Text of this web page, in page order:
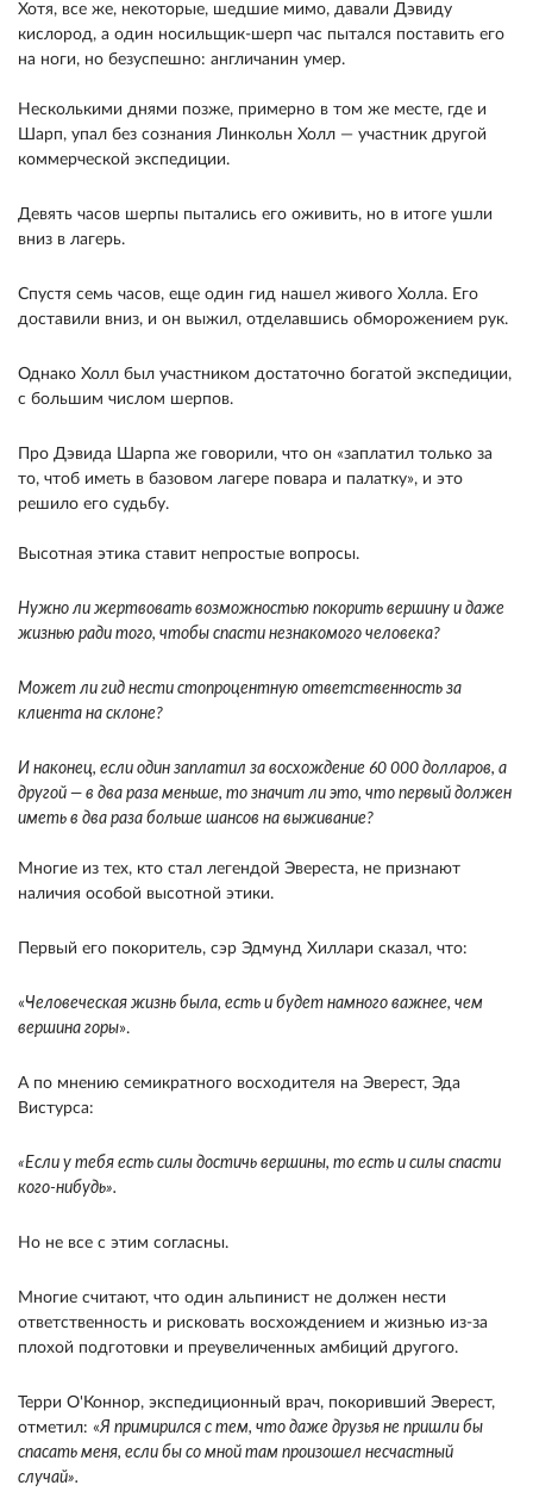
Хотя, все же, некоторые, шедшие мимо, давали Дэвиду
кислород, а один носильщик-шерп час пытался поставить его
на ноги, но безуспешно: англичанин умер.
Несколькими днями позже, примерно в том же месте, где и
Шарп, упал без сознания Линкольн Холл — участник другой
коммерческой экспедиции.
Девять часов шерпы пытались его оживить, но в итоге ушли
вниз в лагерь.
Спустя семь часов, еще один гид нашел живого Холла. Его
доставили вниз, и он выжил, отделавшись обморожением рук.
Однако Холл был участником достаточно богатой экспедиции,
с большим числом шерпов.
Про Дэвида Шарпа же говорили, что он «заплатил только за
то, чтоб иметь в базовом лагере повара и палатку», и это
решило его судьбу.
Высотная этика ставит непростые вопросы.
Нужно ли жертвовать возможностью покорить вершину и даже
жизнью ради того, чтобы спасти незнакомого человека?
Может ли гид нести стопроцентную ответственность за
клиента на склоне?
И наконец, если один заплатил за восхождение 60 000 долларов, а
другой — в два раза меньше, то значит ли это, что первый должен
иметь в два раза больше шансов на выживание?
Многие из тех, кто стал легендой Эвереста, не признают
наличия особой высотной этики.
Первый его покоритель, сэр Эдмунд Хиллари сказал, что:
«Человеческая жизнь была, есть и будет намного важнее, чем
вершина горы».
А по мнению семикратного восходителя на Эверест, Эда
Вистурса:
«Если у тебя есть силы достичь вершины, то есть и силы спасти
кого-нибудь».
Но не все с этим согласны.
Многие считают, что один альпинист не должен нести
ответственность и рисковать восхождением и жизнью из-за
плохой подготовки и преувеличенных амбиций другого.
Терри О'Коннор, экспедиционный врач, покоривший Эверест,
отметил: «Я примирился с тем, что даже друзья не пришли бы
спасать меня, если бы со мной там произошел несчастный
случай».